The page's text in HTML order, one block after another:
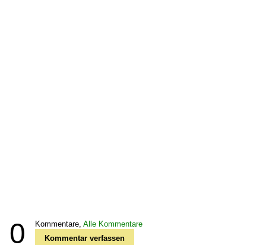
0 Kommentare, Alle Kommentare
Kommentar verfassen